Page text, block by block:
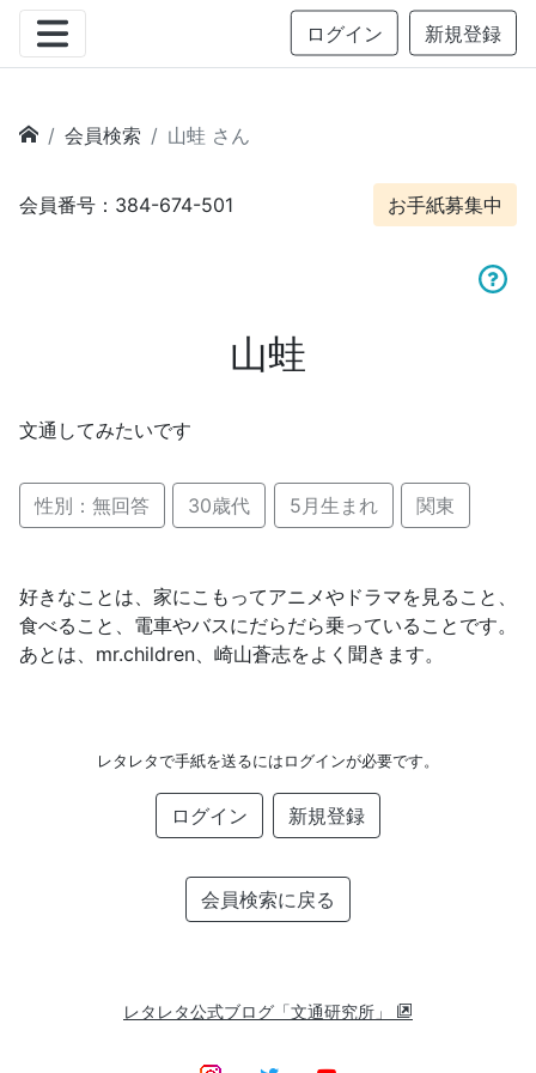
ログイン 新規登録
会員検索 山蛙 さん
会員番号：384-674-501 お手紙募集中
山蛙
文通してみたいです
性別：無回答 30歳代 5月生まれ 関東
好きなことは、家にこもってアニメやドラマを見ること、
食べること、電車やバスにだらだら乗っていることです。
あとは、mr.children、崎山蒼志をよく聞きます。
レタレタで手紙を送るにはログインが必要です。
ログイン 新規登録
会員検索に戻る
レタレタ公式ブログ「文通研究所」